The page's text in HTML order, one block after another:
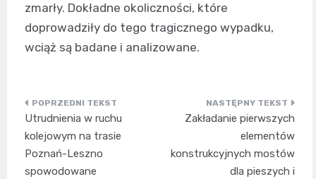
zmarły. Dokładne okoliczności, które
doprowadziły do tego tragicznego wypadku,
wciąż są badane i analizowane.
Nawigacja
wpisu
Utrudnienia w ruchu
kolejowym na trasie
Poznań-Leszno
spowodowane
Zakładanie pierwszych
elementów
konstrukcyjnych mostów
dla pieszych i